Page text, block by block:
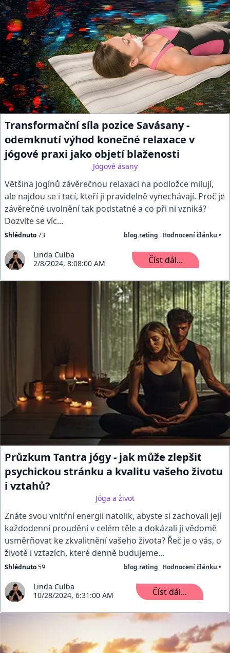
Transformační síla pozice Savásany -
odemknutí výhod konečné relaxace v
jógové praxi jako objetí blaženosti
Jógové ásany
Většina jogínů závěrečnou relaxaci na podložce milují,
ale najdou se i tací, kteří ji pravidelně vynechávají. Proč je
závěrečné uvolnění tak podstatné a co při ni vzniká?
Dozvíte se víc...
Shlédnuto73 blog.rating Hodnocení článku •
Linda Culba
2/8/2024, 8:08:00 AM
Číst dál...
Průzkum Tantra jógy - jak může zlepšit
psychickou stránku a kvalitu vašeho životu
i vztahů?
Jóga a život
Znáte svou vnitřní energii natolik, abyste si zachovali její
každodenní proudění v celém těle a dokázali ji vědomě
usměrňovat ke zkvalitnění vašeho života? Řeč je o vás, o
životě i vztazích, které denně budujeme...
Shlédnuto59 blog.rating Hodnocení článku •
Linda Culba
10/28/2024, 6:31:00 AM
Číst dál...